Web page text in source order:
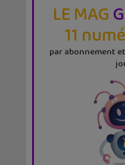
LE MAG
11
par abonnement